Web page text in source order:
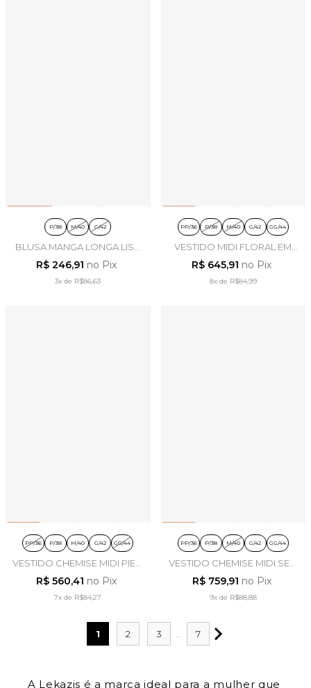
P/38 M/40 G/42
BLUSA MANGA LONGA LISA
EM TRICOT PRETO - LEKAZIS
R$ 246,91 no Pix
3x de R$86,63
PP/36 P/38 M/40 G/42 GG/44
VESTIDO MIDI FLORAL EM
CAMBRAIA BORDADO AZUL
MARINHO - LEKAZIS
R$ 645,91 no Pix
8xde R$84,99
PP/36 P/38 M/40 G/42 GG/44
VESTIDO CHEMISE MIDI PIED
DE POULE EM TWILL
MARROM - LEKAZIS
R$ 560,41 no Pix
7x de R$84,27
PP/36 P/38 M/40 G/42 GG/44
VESTIDO CHEMISE MIDI SEM
MANGA EM ALFAIATARIA
AZUL - LEKAZIS
R$ 759,91 no Pix
9xde R$88,88
1 2 3 7
A Lekazis é a marca ideal para a mulher que